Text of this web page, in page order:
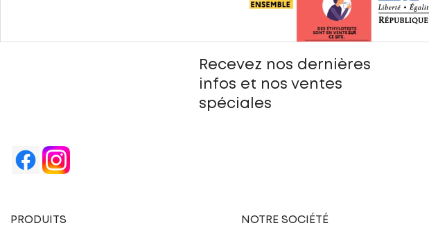
Recevez nos dernières
infos et nos ventes
spéciales
PRODUITS NOTRE SOCIÉTÉ